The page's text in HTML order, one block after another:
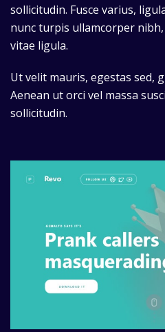
sollicitudin. Fusce varius,
nunc turpis ullamcorper
vitae ligula.
Ut velit mauris, egestas sed,
Aenean ut orci vel massa
sollicitudin.